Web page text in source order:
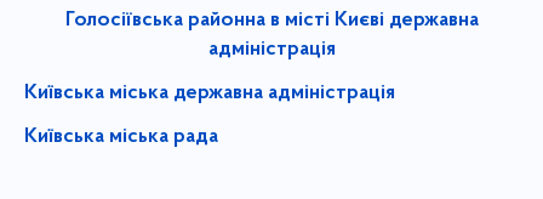
Голосіївська районна в місті Києві державна
адміністрація
Київська міська державна адміністрація
Київська міська рада